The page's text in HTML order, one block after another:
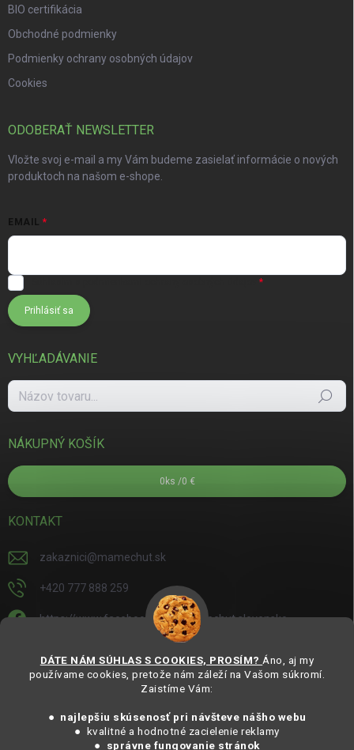
DÁTE NÁM SÚHLAS S COOKIES, PROSÍM? Áno, aj my
používame cookies, pretože nám záleží na Vašom súkromí.
Zaistíme Vám:
● najlepšiu skúsenosť pri návšteve nášho webu
● kvalitné a hodnotné zacielenie reklamy
●
správne fungovanie stránok
BIO certifikácia
Obchodné podmienky
Podmienky ochrany osobných údajov
Cookies
ODOBERAŤ NEWSLETTER
Vložte svoj e-mail a my Vám budeme zasielať informácie o nových
produktoch na našom e-shope.
EMAIL
Prihlásiť sa
VYHĽADÁVANIE
Hľadať
NÁKUPNÝ KOŠÍK
0 ks /0 €
KONTAKT
zakaznici@mamechut.sk
+420 777 888 259
https://www.facebook.com/mamechut.slovensko
https://www.youtube.com/@mamechutczsk
@mamechut.czsk